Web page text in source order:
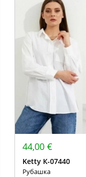
44,00 €
Ketty К-07440
Рубашка